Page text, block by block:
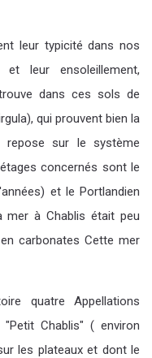
leur typicité dans nos
et leur ensoleillement,
dans ces sols de
qui prouvent bien la
repose sur le système
concernés sont le
et le Portlandien
mer à Chablis était peu
carbonates Cette mer
quatre Appellations
Chablis" ( environ
les plateaux et dont le